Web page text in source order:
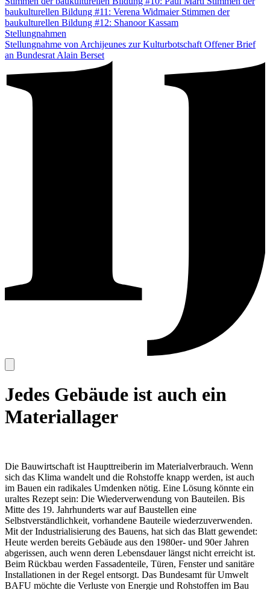
baukulturellen Bildung #11: Verena Widmaier Stimmen der
baukulturellen Bildung #12: Shanoor Kassam
Stellungnahmen
Stellungnahme von Archijeunes zur Kulturbotschaft Offener Brief
an Bundesrat Alain Berset
Jedes Gebäude ist auch ein
Materiallager
Die Bauwirtschaft ist Haupttreiberin im Materialverbrauch. Wenn
sich das Klima wandelt und die Rohstoffe knapp werden, ist auch
im Bauen ein radikales Umdenken nötig. Eine Lösung könnte ein
uraltes Rezept sein: Die Wiederverwendung von Bauteilen. Bis
Mitte des 19. Jahrhunderts war auf Baustellen eine
Selbstverständlichkeit, vorhandene Bauteile wiederzuverwenden.
Mit der Industrialisierung des Bauens, hat sich das Blatt gewendet:
Heute werden bereits Gebäude aus den 1980er- und 90er Jahren
abgerissen, auch wenn deren Lebensdauer längst nicht erreicht ist.
Beim Rückbau werden Fassadenteile, Türen, Fenster und sanitäre
Installationen in der Regel entsorgt. Das Bundesamt für Umwelt
BAFU möchte die Verluste von Energie und Rohstoffen im Bau